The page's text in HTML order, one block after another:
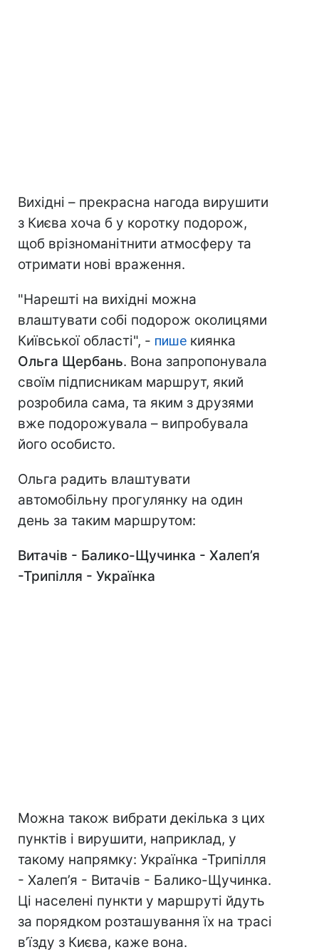
Вихідні – прекрасна нагода вирушити
з Києва хоча б у коротку подорож,
щоб врізноманітнити атмосферу та
отримати нові враження.
"Нарешті на вихідні можна
влаштувати собі подорож околицями
Київської області", - пише киянка
Ольга Щербань. Вона запропонувала
своїм підписникам маршрут, який
розробила сама, та яким з друзями
вже подорожувала – випробувала
його особисто.
Ольга радить влаштувати
автомобільну прогулянку на один
день за таким маршрутом:
Витачів - Балико-Щучинка - Халеп’я
-Трипілля - Українка
Можна також вибрати декілька з цих
пунктів і вирушити, наприклад, у
такому напрямку: Українка -Трипілля
- Халеп’я - Витачів - Балико-Щучинка.
Ці населені пункти у маршруті йдуть
за порядком розташування їх на трасі
в’їзду з Києва, каже вона.